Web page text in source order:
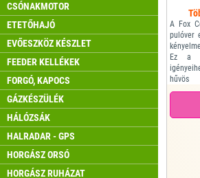
CSÓNAKMOTOR
ETETŐHAJÓ
EVŐESZKÖZ KÉSZLET
FEEDER KELLÉKEK
FORGÓ, KAPOCS
GÁZKÉSZÜLÉK
HÁLÓZSÁK
HALRADAR - GPS
HORGÁSZ ORSÓ
HORGÁSZ RUHÁZAT
A Fox
pulóver
Ez a
hűvös
vagy